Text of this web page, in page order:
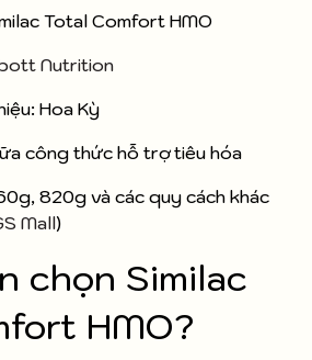
Total Comfort HMO
Nutrition
Hoa Kỳ
công thức hỗ trợ tiêu hóa
820g và các quy cách khác
Mall)
chọn Similac
HMO?